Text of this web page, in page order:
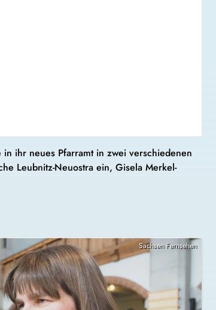
ihr neues Pfarramt in zwei verschiedenen
Leubnitz-Neuostra ein, Gisela Merkel-
Sachsen Fernsehen